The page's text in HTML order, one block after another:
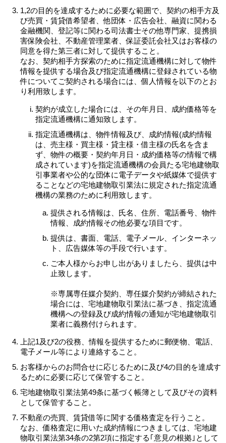
1,2の目的を達成するために必要な範囲で、契約の相手方及
び売買・賃貸借希望者、他団体・広告会社、融資に関わる
金融機関、登記等に関わる司法書士その他専門家、提携損
害保険会社、不動産管理業者、保証委託会社又はお客様の
同意を得た第三者に対して提供すること。
なお、契約相手方探索のために指定流通機構に対して物件
情報を提供する場合及び指定流通機構に登録されている物
件についてご契約される場合には、個人情報を以下のとお
り利用致します。
契約が成立した場合には、その年月日、成約価格等を
指定流通機構に通知致します。
指定流通機構は、物件情報及び、成約情報(成約情報
は、売主様・買主様・貸主様・借主様の氏名を含ま
ず、物件の概要・契約年月日・成約価格等の情報で構
成されています)を指定流通機構の会員たる宅地建物取
引事業者や公的な団体に電子データや紙媒体で提供す
ることなどの宅地建物取引業法に規定された指定流通
機構の業務のために利用致します。
提供される情報は、氏名、住所、電話番号、物件
情報、成約情報その他必要な項目です。
提供は、書面、電話、電子メール、インターネッ
ト、広告媒体等の手段で行います。
ご本人様からお申し出がありましたら、提供は中
止致します。
※専属専任媒介契約、専任媒介契約が締結された
場合には、宅地建物取引業法に基づき、指定流通
機構への登録及び成約情報の通知が宅地建物取引
業者に義務付けられます。
上記1及び2の役務、情報を提供するために郵便物、電話、
電子メール等により連絡すること。
お客様からのお問合せに応じるために及び4の目的を達成す
るために必要に応じて保管すること。
宅地建物取引業法第49条に基づく帳簿として及びその資料
として保管すること。
不動産の売買、賃貸借等に関する価格査定を行うこと。
なお、価格査定に用いた成約情報につきましては、宅地建
物取引業法第34条の2第2項に指定する｢意見の根拠｣として